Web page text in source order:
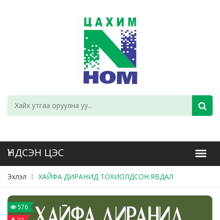
Эхлэл ХАЙФА ДИРАНИД ТОХИОЛДСОН ЯВДАЛ
576